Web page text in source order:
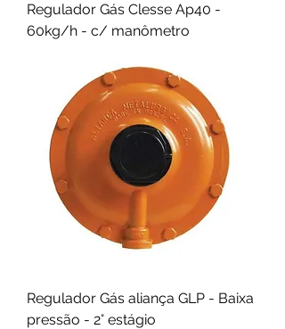
Regulador Gás Clesse Ap40 -
60kg/h - c/ manômetro
Regulador Gás aliança GLP - Baixa
pressão - 2° estágio